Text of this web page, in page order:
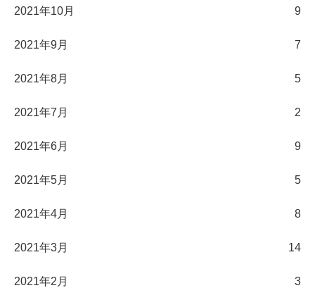
2021年10月 9
2021年9月 7
2021年8月 5
2021年7月 2
2021年6月 9
2021年5月 5
2021年4月 8
2021年3月 14
2021年2月 3